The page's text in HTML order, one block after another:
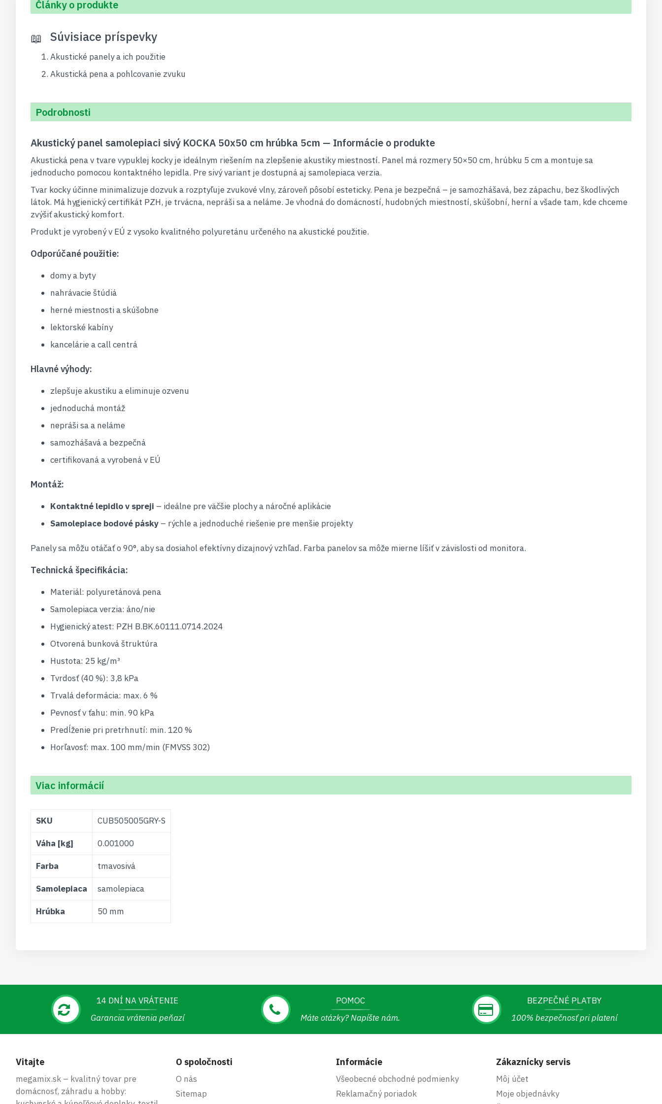
Články o produkte
Súvisiace príspevky
Akustické panely a ich použitie
Akustická pena a pohlcovanie zvuku
Podrobnosti
Akustický panel samolepiaci sivý KOCKA 50x50 cm hrúbka 5cm — Informácie o produkte
Akustická pena v tvare vypuklej kocky je ideálnym riešením na zlepšenie akustiky miestností. Panel má rozmery 50×50 cm, hrúbku 5 cm a montuje sa
jednoducho pomocou kontaktného lepidla. Pre sivý variant je dostupná aj samolepiaca verzia.
Tvar kocky účinne minimalizuje dozvuk a rozptyľuje zvukové vlny, zároveň pôsobí esteticky. Pena je bezpečná – je samozhášavá, bez zápachu, bez škodlivých
látok. Má hygienický certifikát PZH, je trvácna, nepráši sa a neláme. Je vhodná do domácností, hudobných miestností, skúšobní, herní a všade tam, kde chceme
zvýšiť akustický komfort.
Produkt je vyrobený v EÚ z vysoko kvalitného polyuretánu určeného na akustické použitie.
Odporúčané použitie:
domy a byty
nahrávacie štúdiá
herné miestnosti a skúšobne
lektorské kabíny
kancelárie a call centrá
Hlavné výhody:
zlepšuje akustiku a eliminuje ozvenu
jednoduchá montáž
nepráši sa a neláme
samozhášavá a bezpečná
certifikovaná a vyrobená v EÚ
Montáž:
Kontaktné lepidlo v spreji – ideálne pre väčšie plochy a náročné aplikácie
Samolepiace bodové pásky – rýchle a jednoduché riešenie pre menšie projekty
Panely sa môžu otáčať o 90°, aby sa dosiahol efektívny dizajnový vzhľad. Farba panelov sa môže mierne líšiť v závislosti od monitora.
Technická špecifikácia:
Materiál: polyuretánová pena
Samolepiaca verzia: áno/nie
Hygienický atest: PZH B.BK.60111.0714.2024
Otvorená bunková štruktúra
Hustota: 25 kg/m³
Tvrdosť (40 %): 3,8 kPa
Trvalá deformácia: max. 6 %
Pevnosť v ťahu: min. 90 kPa
Predĺženie pri pretrhnutí: min. 120 %
Horľavosť: max. 100 mm/min (FMVSS 302)
Viac informácií
informácií
SKU CUB505005GRY-S
Váha [kg] 0.001000
Farba tmavosivá
Samolepiaca samolepiaca
Hrúbka 50 mm
14 DNÍ NA VRÁTENIE
Garancia vrátenia peňazí
POMOC
Máte otázky? Napíšte nám.
BEZPEČNÉ PLATBY
100% bezpečnosť pri platení
Vitajte
megamix.sk – kvalitný tovar pre
domácnosť, záhradu a hobby:
O spoločnosti
O nás
Sitemap
Informácie
Všeobecné obchodné podmienky
Reklamačný poriadok
Zákaznícky servis
Môj účet
Moje objednávky